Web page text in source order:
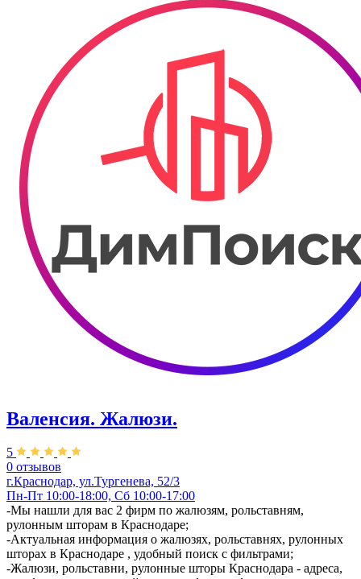
Валенсия. Жалюзи.
5
0 отзывов
г.Краснодар, ул.Тургенева, 52/3
Пн-Пт 10:00-18:00, Сб 10:00-17:00
-Мы нашли для вас 2 фирм по жалюзям, рольставням,
рулонным шторам в Краснодаре;
-Актуальная информация о жалюзях, рольставнях, рулонных
шторах в Краснодаре , удобный поиск с фильтрами;
-Жалюзи, рольставни, рулонные шторы Краснодара - адреса,